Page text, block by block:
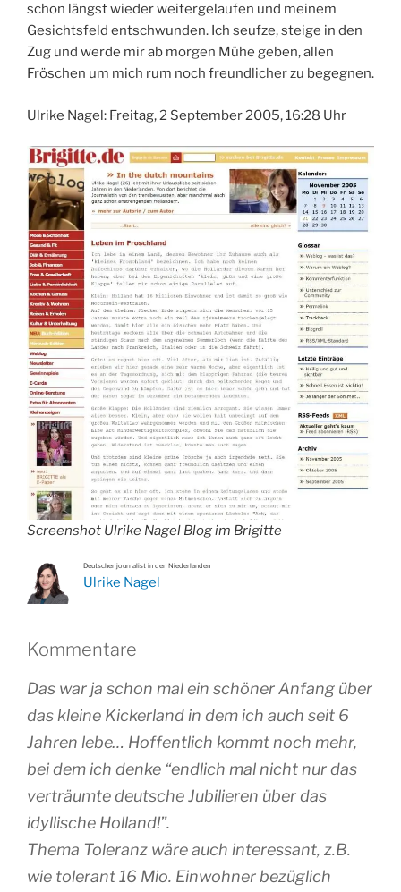
schon längst wieder weitergelaufen und meinem
Gesichtsfeld entschwunden. Ich seufze, steige in den
Zug und werde mir ab morgen Mühe geben, allen
Fröschen um mich rum noch freundlicher zu begegnen.
Ulrike Nagel: Freitag, 2 September 2005, 16:28 Uhr
Screenshot Ulrike Nagel Blog im Brigitte
Deutscher journalist in den Niederlanden
Ulrike Nagel
Kommentare
Das war ja schon mal ein schöner Anfang über
das kleine Kickerland in dem ich auch seit 6
Jahren lebe… Hoffentlich kommt noch mehr,
bei dem ich denke “endlich mal nicht nur das
verträumte deutsche Jubilieren über das
idyllische Holland!”.
Thema Toleranz wäre auch interessant, z.B.
wie tolerant 16 Mio. Einwohner bezüglich